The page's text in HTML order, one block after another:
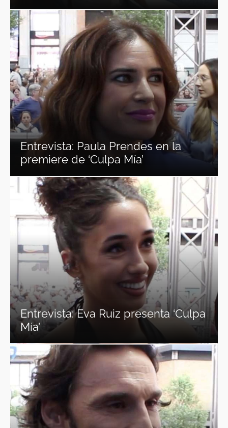
Entrevista: Paula Prendes en la
premiere de ‘Culpa Mía’
Entrevista: Eva Ruiz presenta ‘Culpa
Mía’